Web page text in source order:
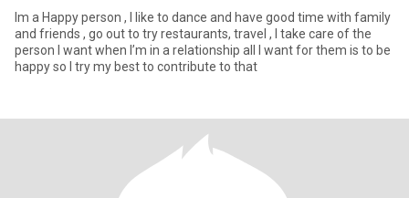
Im a Happy person , I like to dance and have good time with family
and friends , go out to try restaurants, travel , I take care of the
person I want when I’m in a relationship all I want for them is to be
happy so I try my best to contribute to that